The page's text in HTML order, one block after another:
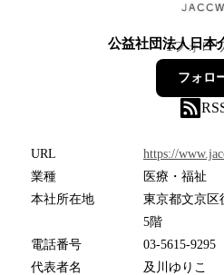
公益社団法人日本
1フォロ
フォロ
URL
https://
業種
医療・福祉
本社所在地
東京都文京区
5階
電話番号
03-5615-9295
代表者名
及川ゆりこ